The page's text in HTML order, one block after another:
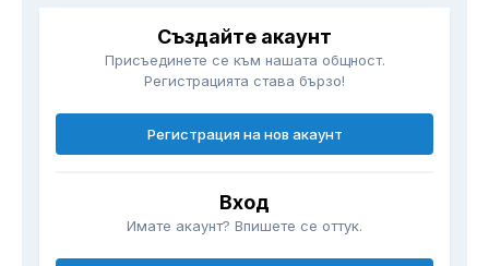
Създайте акаунт
Присъединете се към нашата общност.
Регистрацията става бързо!
Регистрация на нов акаунт
Вход
Имате акаунт? Впишете се оттук.